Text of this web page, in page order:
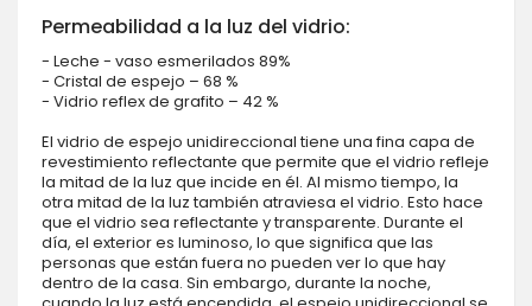
Permeabilidad a la luz del vidrio:
- Leche - vaso esmerilados 89%
- Cristal de espejo – 68 %
- Vidrio reflex de grafito – 42 %
El vidrio de espejo unidireccional tiene una fina capa de
revestimiento reflectante que permite que el vidrio refleje
la mitad de la luz que incide en él. Al mismo tiempo, la
otra mitad de la luz también atraviesa el vidrio. Esto hace
que el vidrio sea reflectante y transparente. Durante el
día, el exterior es luminoso, lo que significa que las
personas que están fuera no pueden ver lo que hay
dentro de la casa. Sin embargo, durante la noche,